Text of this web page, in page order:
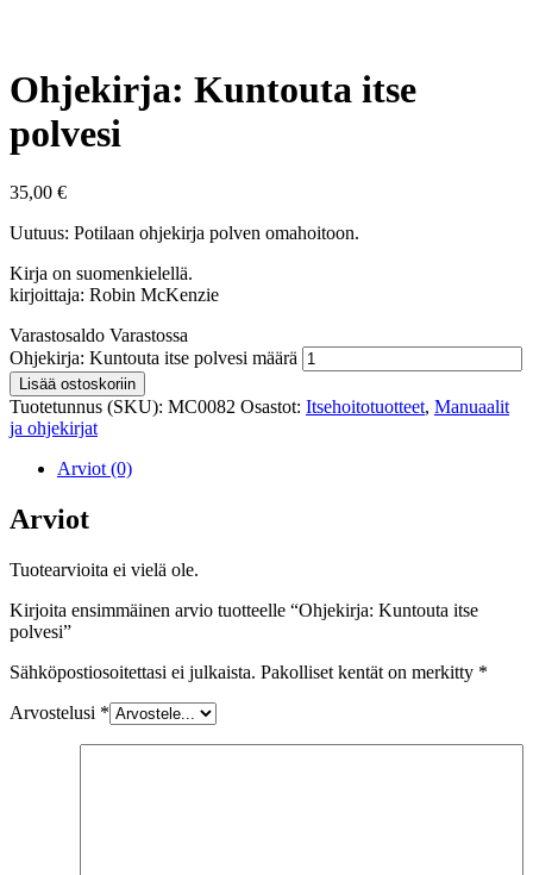
Ohjekirja: Kuntouta itse
polvesi
35,00 €
Uutuus: Potilaan ohjekirja polven omahoitoon.
Kirja on suomenkielellä.
kirjoittaja: Robin McKenzie
Varastosaldo Varastossa
Ohjekirja: Kuntouta itse polvesi määrä
Lisää ostoskoriin
Tuotetunnus (SKU): MC0082 Osastot: Itsehoitotuotteet, Manuaalit
ja ohjekirjat
Arviot (0)
Arviot
Tuotearvioita ei vielä ole.
Kirjoita ensimmäinen arvio tuotteelle “Ohjekirja: Kuntouta itse
polvesi”
Sähköpostiosoitettasi ei julkaista. Pakolliset kentät on merkitty *
Arvostelusi *